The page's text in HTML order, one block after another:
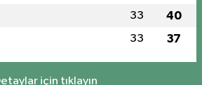
33 40
33 37
için tıklayın